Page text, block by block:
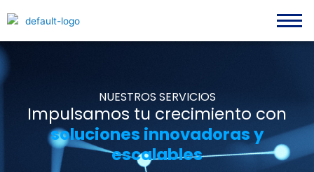
to
NUESTROS SERVICIOS
Impulsamos tu crecimiento con
soluciones innovadoras y
escalables